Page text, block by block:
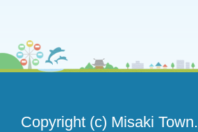
Copyright (c) Misaki Town.